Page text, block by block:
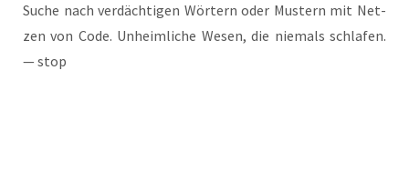
Suche nach ver­däch­ti­gen Wör­tern oder Mus­tern mit Net­
zen von Code. Unheim­li­che Wesen, die nie­mals schla­fen.
— stop